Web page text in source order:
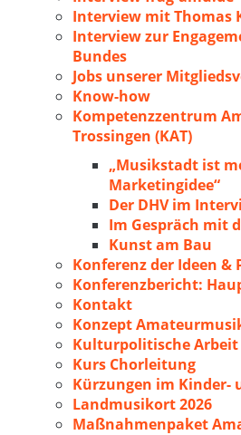
Interview mit Thomas
Interview zur
Bundes
Jobs unserer
Know-how
Kompetenzzentrum
Trossingen (KAT)
„Musikstadt ist
Marketingidee“
Der DHV im
Im Gespräch mit
Kunst am Bau
Konferenz der Ideen &
Konferenzbericht:
Kontakt
Konzept
Kulturpolitische Arbeit
Kurs Chorleitung
Kürzungen im Kinder-
Landmusikort 2026
Maßnahmenpaket